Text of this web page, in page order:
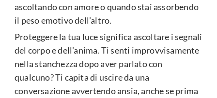
ascoltando con amore o quando stai assorbendo
il peso emotivo dell’altro.
Proteggere la tua luce significa ascoltare i segnali
del corpo e dell’anima. Ti senti improvvisamente
nella stanchezza dopo aver parlato con
qualcuno? Ti capita di uscire da una
conversazione avvertendo ansia, anche se prima